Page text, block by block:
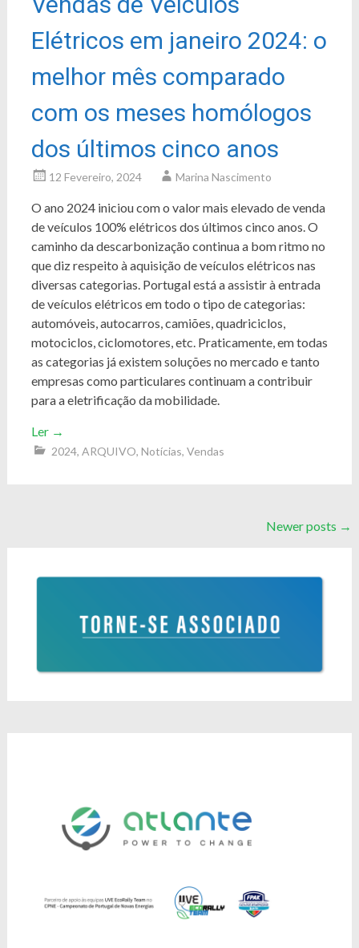
Elétricos em janeiro 2024: o
melhor mês comparado
com os meses homólogos
dos últimos cinco anos
12 Fevereiro, 2024 Marina Nascimento
O ano 2024 iniciou com o valor mais elevado de venda
de veículos 100% elétricos dos últimos cinco anos. O
caminho da descarbonização continua a bom ritmo no
que diz respeito à aquisição de veículos elétricos nas
diversas categorias. Portugal está a assistir à entrada
de veículos elétricos em todo o tipo de categorias:
automóveis, autocarros, camiões, quadriciclos,
motociclos, ciclomotores, etc. Praticamente, em todas
as categorias já existem soluções no mercado e tanto
empresas como particulares continuam a contribuir
para a eletrificação da mobilidade.
Ler →
2024, ARQUIVO, Notícias, Vendas
Newer posts →